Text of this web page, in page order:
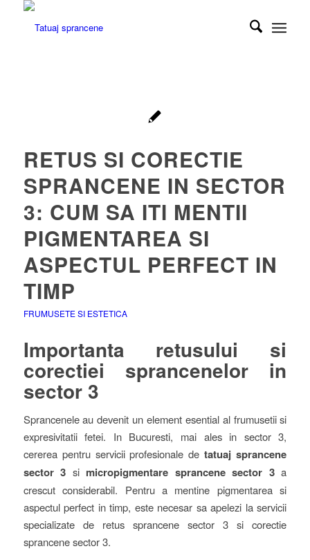
RETUS SI CORECTIE
SPRANCENE IN SECTOR
3: CUM SA ITI MENTII
PIGMENTAREA SI
ASPECTUL PERFECT IN
TIMP
FRUMUSETE SI ESTETICA
Importanta retusului si
corectiei sprancenelor in
sector 3
Sprancenele au devenit un element esential al frumusetii si
expresivitatii fetei. In Bucuresti, mai ales in sector 3,
cererea pentru servicii profesionale detatuaj sprancene
sector 3 si micropigmentare sprancene sector 3a
crescut considerabil. Pentru a mentine pigmentarea si
aspectul perfect in timp, este necesar sa apelezi la servicii
specializate de retus sprancene sector 3 si corectie
sprancene sector 3.